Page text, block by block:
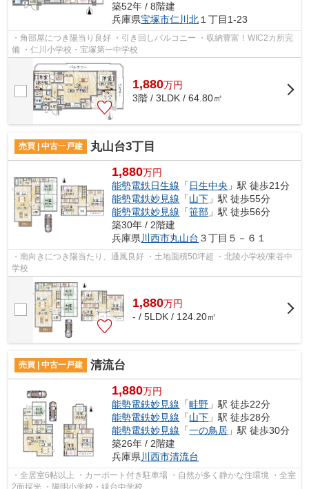
築52年 / 8階建
兵庫県宝塚市仁川北１丁目1-23
・角部屋につき陽当り良好 ・引き回しバルコニー ・収納豊富！WIC2カ所完
備 ・仁川小学校・宝塚第一中学校
1,880万円
3階 / 3LDK / 64.80㎡
売買 | 中古一戸建 丸山台3丁目
1,880万円
能勢電鉄日生線 「 日生中央 」駅 徒歩21分
能勢電鉄妙見線 「山下 」駅 徒歩55分
能勢電鉄妙見線 「笹部 」駅 徒歩56分
築30年 / 2階建
兵庫県 川西市丸山台 ３丁目５－６１
・南向きにつき陽当たり、通風良好 ・土地面積50坪超 ・北陵小学校/東谷中
学校
1,880万円
- / 5LDK / 124.20㎡
売買 | 中古一戸建 清流台
1,880万円
能勢電鉄妙見線 「畦野 」駅 徒歩22分
能勢電鉄妙見線 「山下 」駅 徒歩28分
能勢電鉄妙見線 「一の鳥居 」駅 徒歩30分
築26年 / 2階建
兵庫県 川西市清流台
・全居室6帖以上 ・カーポート付き駐車場 ・自然が多く静かな住環境 ・全室
2面採光 ・陽明小学校・緑台中学校